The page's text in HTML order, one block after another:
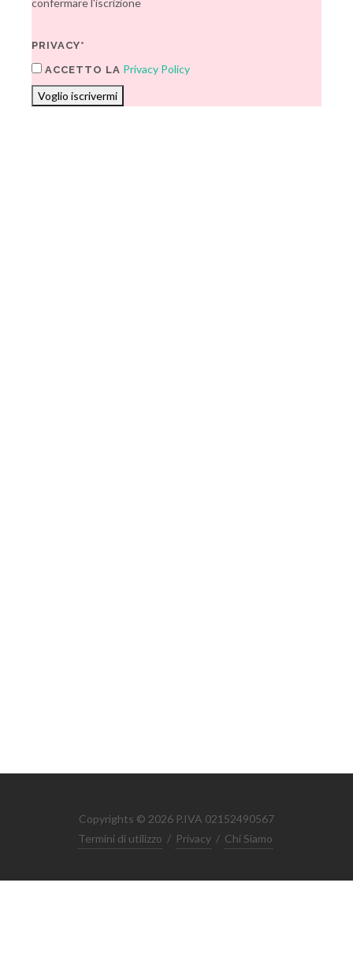
confermare l'iscrizione
PRIVACY*
ACCETTO LA Privacy Policy
Voglio iscrivermi
Copyrights © 2026 P.IVA 02152490567
Termini di utilizzo / Privacy / Chi Siamo